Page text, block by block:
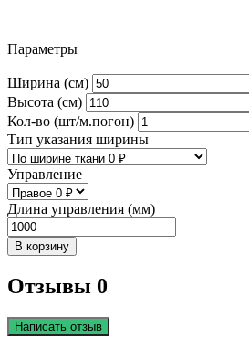
Параметры
Ширина (см)
Высота (см)
Кол-во (шт/м.погон)
Тип указания ширины
Управление
Длина управления (мм)
В корзину
Отзывы 0
Написать отзыв